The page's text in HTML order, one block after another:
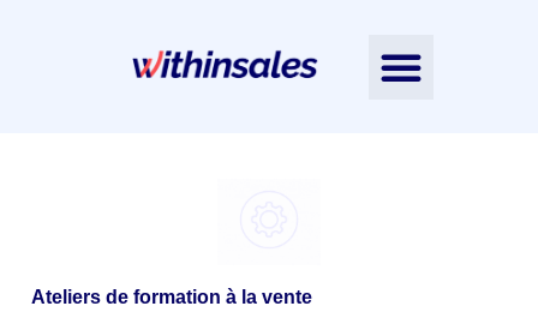
Ateliers de formation à la vente